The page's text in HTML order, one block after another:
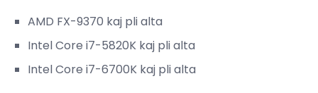
AMD FX-9370 kaj pli alta
Intel Core i7-5820K kaj pli alta
Intel Core i7-6700K kaj pli alta